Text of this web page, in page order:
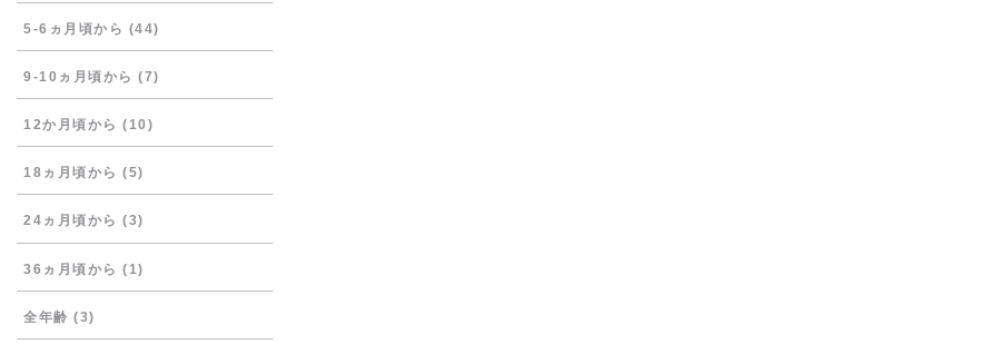
5-6ヵ月頃から (44)
9-10ヵ月頃から (7)
12か月頃から (10)
18ヵ月頃から (5)
24ヵ月頃から (3)
36ヵ月頃から (1)
全年齢 (3)